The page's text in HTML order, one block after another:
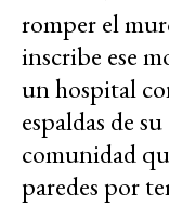
romper el
inscribe ese
un hospital
espaldas de
comunidad
paredes por